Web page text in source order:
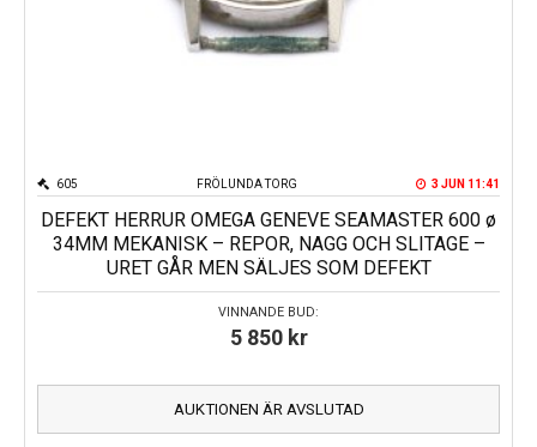
FRÖLUNDA TORG
605 3 JUN 11:41
DEFEKT HERRUR OMEGA GENEVE SEAMASTER 600 ø
34MM MEKANISK – REPOR, NAGG OCH SLITAGE –
URET GÅR MEN SÄLJES SOM DEFEKT
VINNANDE BUD:
5 850 kr
AUKTIONEN ÄR AVSLUTAD